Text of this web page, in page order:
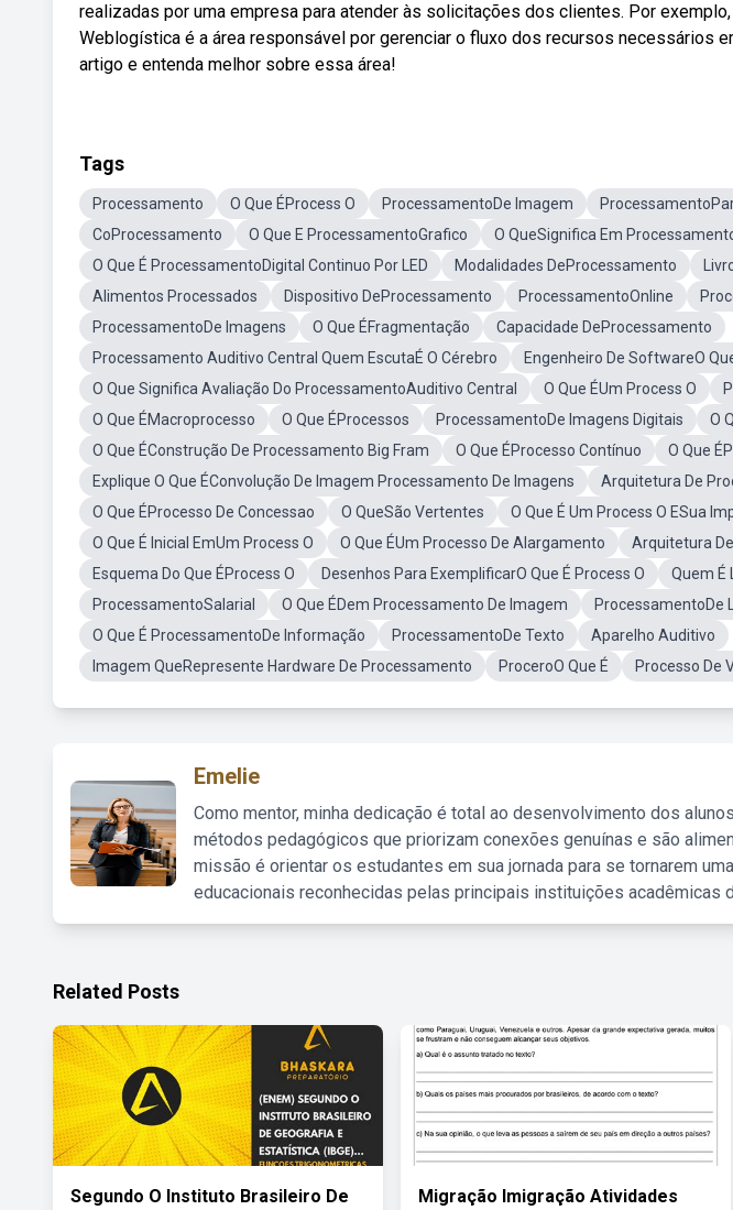
realizadas por uma empresa para atender às solicitações dos clientes. Por
Weblogística é a área responsável por gerenciar o fluxo dos recursos necessários
artigo e entenda melhor sobre essa área!
Tags
Processamento O Que ÉProcess O ProcessamentoDe Imagem
CoProcessamento
O Que E ProcessamentoGrafico
O QueSignifica Em
O Que É ProcessamentoDigital Continuo Por LED
Modalidades DeProcessamento
Alimentos Processados
Dispositivo DeProcessamento ProcessamentoOnline
ProcessamentoDe Imagens
O Que ÉFragmentação
Capacidade DeProcessamento
Processamento Auditivo Central Quem EscutaÉ O Cérebro
Engenheiro De SoftwareO
O Que Significa Avaliação Do ProcessamentoAuditivo Central
O Que ÉUm Process O
O Que ÉMacroprocesso
O Que ÉProcessos ProcessamentoDe Imagens Digitais
O
O Que ÉConstrução De Processamento Big Fram
O Que ÉProcesso Contínuo
O Que
Explique O Que ÉConvolução De Imagem Processamento De Imagens
Arquitetura De
O Que ÉProcesso De Concessao
O QueSão Vertentes
O Que É Um Process O ESua
O Que É Inicial EmUm Process O
O Que ÉUm Processo De Alargamento
Arquitetura
Esquema Do Que ÉProcess O
Desenhos Para ExemplificarO Que É Process O
Quem É
ProcessamentoSalarial
O Que ÉDem Processamento De Imagem
ProcessamentoDe
O Que É ProcessamentoDe Informação
ProcessamentoDe Texto
Aparelho Auditivo
Imagem QueRepresente Hardware De Processamento
ProceroO Que É Processo De
Emelie
Como mentor, minha dedicação é total ao desenvolvimento dos
métodos pedagógicos que priorizam conexões genuínas e são
missão é orientar os estudantes em sua jornada para se tornarem
educacionais reconhecidas pelas principais instituições acadêmicas
Related Posts
Segundo O Instituto Brasileiro De Migração Imigração Atividades